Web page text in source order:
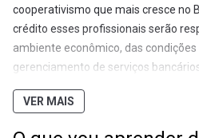
cooperativismo que mais cresce no
crédito esses profissionais serão
ambiente econômico, das
gerenciamento de serviços
profissionais capazes de atender as
associados das cooperativas dos
VER MAIS